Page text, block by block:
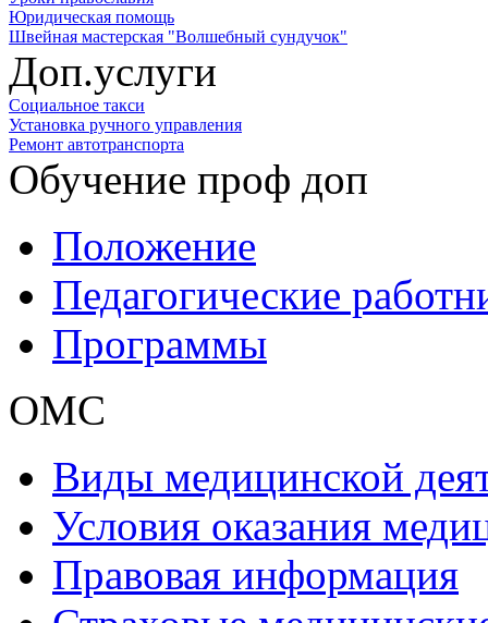
Юридическая помощь
Швейная мастерская "Волшебный сундучок"
Доп.услуги
Социальное такси
Установка ручного управления
Ремонт автотранспорта
Обучение проф доп
Положение
Педагогические
Программы
ОМС
Виды медицинской
Условия оказания
Правовая информация